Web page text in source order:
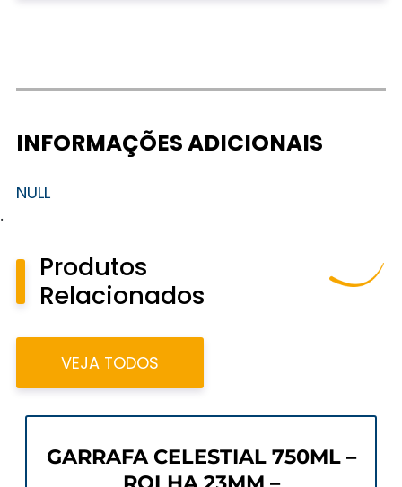
INFORMAÇÕES ADICIONAIS
NULL
.
Produtos
Relacionados
VEJA TODOS
GARRAFA CELESTIAL 750ML –